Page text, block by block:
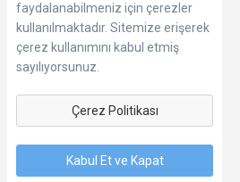
faydalanabilmeniz için çerezler
kullanılmaktadır. Sitemize erişerek
çerez kullanımını kabul etmiş
sayılıyorsunuz.
Çerez Politikası
Kabul Et ve Kapat